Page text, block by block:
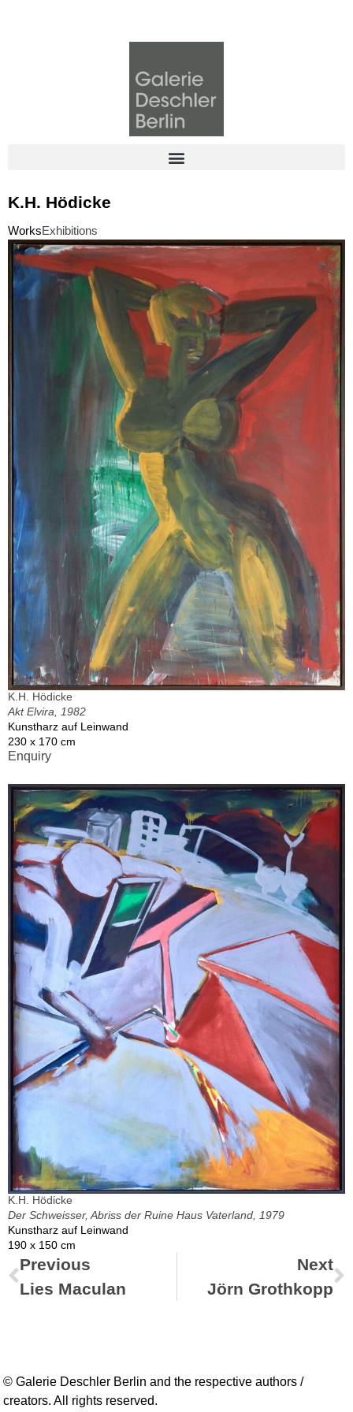
K.H. Hödicke
WorksExhibitions
K.H. Hödicke
Akt Elvira, 1982
Kunstharz auf Leinwand
230 x 170 cm
Enquiry
K.H. Hödicke
Der Schweisser, Abriss der Ruine Haus Vaterland, 1979
Kunstharz auf Leinwand
190 x 150 cm
Previous
Lies Maculan
Next
Jörn Grothkopp
© Galerie Deschler Berlin and the respective authors /
creators. All rights reserved.